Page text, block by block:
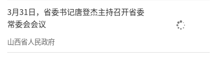
3月31日，省委书记唐登杰主持召开省委
常委会会议
山西省人民政府